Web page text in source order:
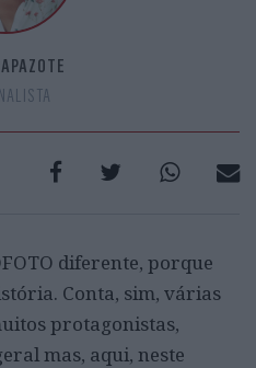
diferente, porque
Conta, sim, várias
protagonistas,
mas, aqui, neste